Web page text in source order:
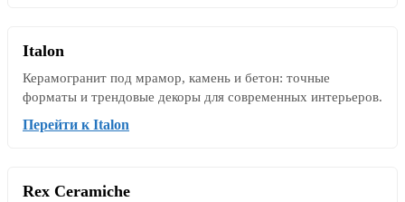
Italon
Керамогранит под мрамор, камень и бетон: точные
форматы и трендовые декоры для современных интерьеров.
Перейти к Italon
Rex Ceramiche